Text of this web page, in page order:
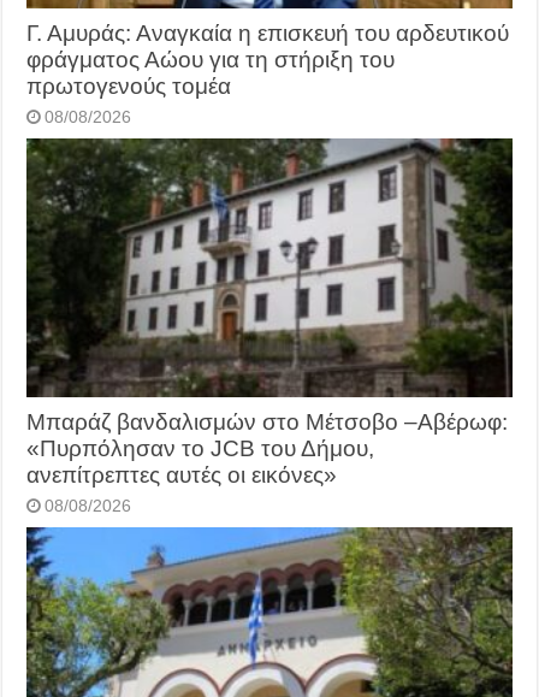
Γ. Αμυράς: Αναγκαία η επισκευή του αρδευτικού
φράγματος Αώου για τη στήριξη του
πρωτογενούς τομέα
08/08/2026
Μπαράζ βανδαλισμών στο Μέτσοβο –Αβέρωφ:
«Πυρπόλησαν το JCB του Δήμου,
ανεπίτρεπτες αυτές οι εικόνες»
08/08/2026